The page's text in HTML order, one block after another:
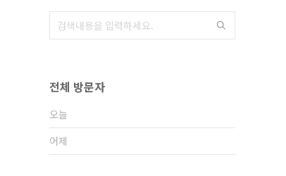
전체 방문자
오늘
어제